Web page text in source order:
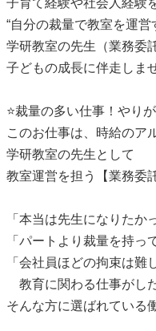
子育て経験や社会人経験
“自分の裁量で教室を運営
学研教室の先生（業務委
子どもの成長に伴走しま
⭐裁量の多い仕事！やり
このお仕事は、時給のア
学研教室の先生として
教室運営を担う【業務委
「本当は先生になりたか
「パートより裁量を持っ
「会社員ほどの拘束は難
教育に関わる仕事がした
そんな方に選ばれている